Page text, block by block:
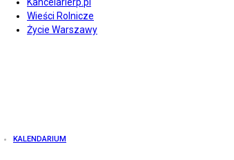
Wieści Rolnicze
Życie Warszawy
KALENDARIUM